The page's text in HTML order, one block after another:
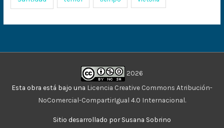
2026
Esta obra está bajo una Licencia Creative Commons Atribución-
NoComercial-CompartirIgual 4.0 Internacional.
Sitio desarrollado por Susana Sobrino